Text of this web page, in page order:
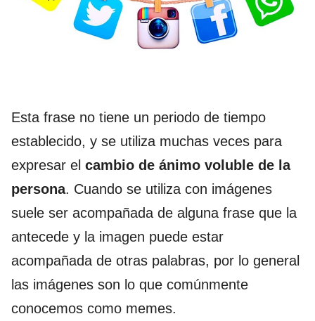
Esta frase no tiene un periodo de tiempo
establecido, y se utiliza muchas veces para
expresar el cambio de ánimo voluble de la
persona. Cuando se utiliza con imágenes
suele ser acompañada de alguna frase que la
antecede y la imagen puede estar
acompañada de otras palabras, por lo general
las imágenes son lo que comúnmente
conocemos como memes.